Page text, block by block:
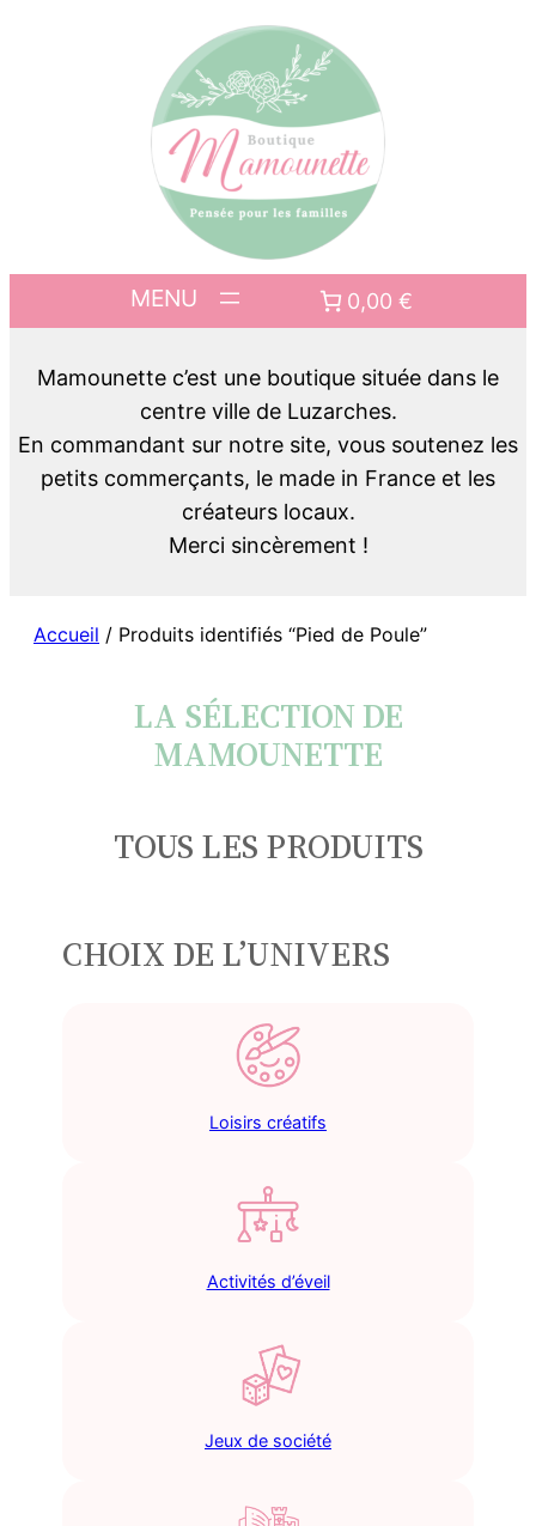
0,00 €
Mamounette c’est une boutique située dans le
centre ville de Luzarches.
En commandant sur notre site, vous soutenez les
petits commerçants, le made in France et les
créateurs locaux.
Merci sincèrement !
Accueil / Produits identifiés “Pied de Poule”
LA SÉLECTION DE
MAMOUNETTE
TOUS LES PRODUITS
CHOIX DE L’UNIVERS
Loisirs créatifs
Activités d’éveil
Jeux de société